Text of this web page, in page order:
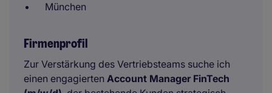
München
Firmenprofil
Zur Verstärkung des Vertriebsteams suche ich
einen engagierten Account Manager FinTech